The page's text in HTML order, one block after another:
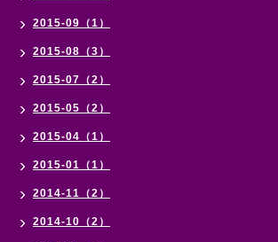
2015-09（1）
2015-08（3）
2015-07（2）
2015-05（2）
2015-04（1）
2015-01（1）
2014-11（2）
2014-10（2）